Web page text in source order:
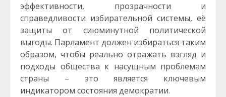
эффективности, прозрачности и
справедливости избирательной системы, её
защиты от сиюминутной политической
выгоды. Парламент должен избираться таким
образом, чтобы реально отражать взгляд и
подходы общества к насущным проблемам
страны – это является ключевым
индикатором состояния демократии.